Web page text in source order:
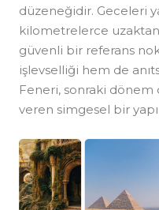
düzeneğidir. Geceleri
kilometrelerce
güvenli bir referans
işlevselliği hem de
Feneri, sonraki
veren simgesel bir